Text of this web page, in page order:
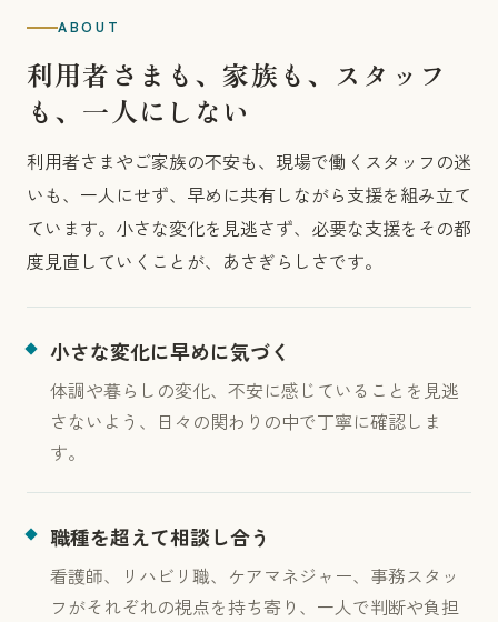
ABOUT
利用者さまも、家族も、スタッフ
も、一人にしない
利用者さまやご家族の不安も、現場で働くスタッフの迷
いも、一人にせず、早めに共有しながら支援を組み立て
ています。小さな変化を見逃さず、必要な支援をその都
度見直していくことが、あさぎらしさです。
小さな変化に早めに気づく
体調や暮らしの変化、不安に感じていることを見逃
さないよう、日々の関わりの中で丁寧に確認しま
す。
職種を超えて相談し合う
看護師、リハビリ職、ケアマネジャー、事務スタッ
フがそれぞれの視点を持ち寄り、一人で判断や負担